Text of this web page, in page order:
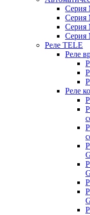
Серия
Серия
Серия
Серия
Реле TELE
Реле
Реле